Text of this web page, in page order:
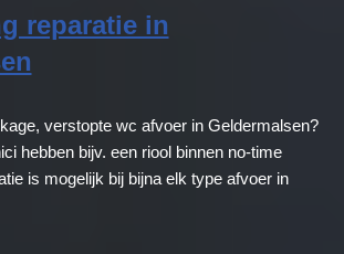
reparatie in
verstopte wc afvoer in Geldermalsen?
hebben bijv. een riool binnen no-time
is mogelijk bij bijna elk type afvoer in